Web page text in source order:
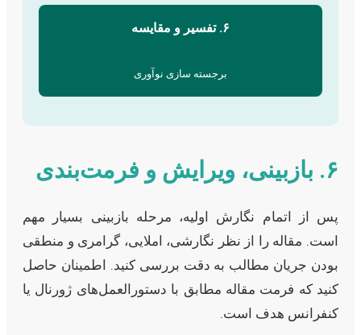
۶. تفسیر و مقایسه
برجسته سازی نوآوری
۶. بازبینی، ویرایش و فرمت‌بندی
پس از اتمام نگارش اولیه، مرحله بازبینی بسیار مهم
است. مقاله را از نظر نگارشی، املایی، گرامری و منطقی
بودن جریان مطالب به دقت بررسی کنید. اطمینان حاصل
کنید که فرمت مقاله مطابق با دستورالعمل‌های ژورنال یا
کنفرانس هدف است.